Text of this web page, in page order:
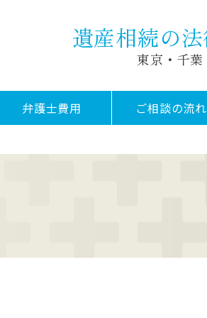
遺産相続の
東京・千葉
弁護士費用 ご相談の流れ